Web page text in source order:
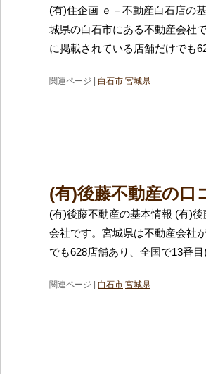
(有)住企画 ｅ－不動産白石店の
城県の白石市にある不動産会社
に掲載されている店舗だけでも
関連ページ | 白石市 宮城県
(有)後藤不動産の口
(有)後藤不動産の基本情報 (有)
会社です。宮城県は不動産会社
でも628店舗あり、全国で13番
関連ページ | 白石市 宮城県